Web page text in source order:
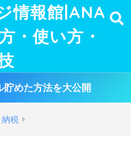
情報館|ANA
・使い方・
めた方法を大公開
税